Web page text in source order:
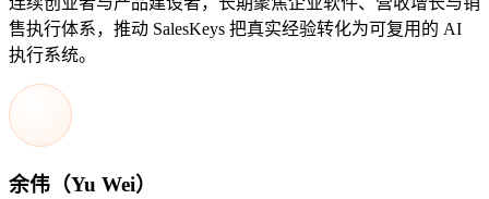
售执行体系，推动 SalesKeys 把真实经验转化为可复用的 AI
执行系统。
余伟（Yu Wei）